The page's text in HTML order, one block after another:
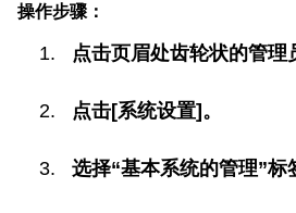
操作步骤：
点击页眉处齿轮状的管理
点击[系统设置]。
选择“基本系统的管理”标